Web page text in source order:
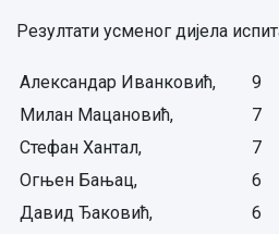
Резултати усменог дијела
Александар Иванковић,
9
Милан Мацановић,
7
Стефан Хантал,
7
Огњен Бањац,
6
Давид Ђаковић,
6